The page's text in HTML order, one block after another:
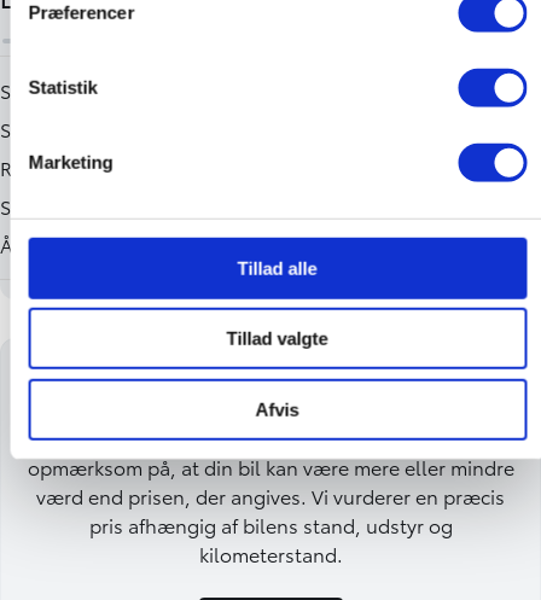
Præferencer
Statistik
Marketing
Tillad alle
Tillad valgte
Afvis
Få en byttepris på din bil
Få en vejledende byttepris på din brugte bil. Vær
opmærksom på, at din bil kan være mere eller mindre
værd end prisen, der angives. Vi vurderer en præcis
pris afhængig af bilens stand, udstyr og
kilometerstand.